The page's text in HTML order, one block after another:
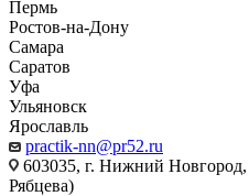
Пермь
Ростов-на-Дону
Самара
Саратов
Уфа
Ульяновск
Ярославль
practik-nn@pr52.ru
603035, г. Нижний Новгород,
Рябцева)